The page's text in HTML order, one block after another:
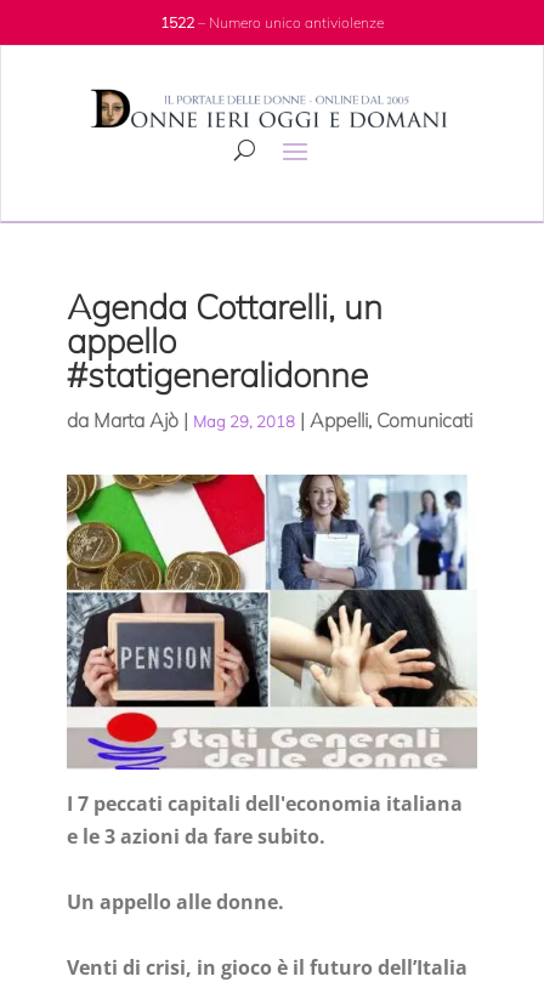
1522– Numero unico antiviolenze
Agenda Cottarelli, un
appello
#statigeneralidonne
da Marta Ajò| Mag 29, 2018| Appelli, Comunicati
I 7 peccati capitali dell'economia italiana
e le 3 azioni da fare subito.
Un appello alle donne.
Venti di crisi, in gioco è il futuro dell’Italia